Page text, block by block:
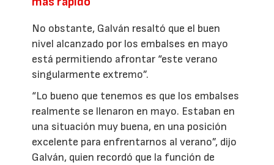
No obstante, Galván resaltó que el buen
nivel alcanzado por los embalses en mayo
está permitiendo afrontar “este verano
singularmente extremo”.
“Lo bueno que tenemos es que los embalses
realmente se llenaron en mayo. Estaban en
una situación muy buena, en una posición
excelente para enfrentarnos al verano”, dijo
Galván, quien recordó que la función de